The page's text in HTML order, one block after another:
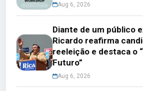
Aug 6, 2026
Diante de um público
Ricardo reafirma
reeleição e destaca o
Futuro”
Aug 6, 2026